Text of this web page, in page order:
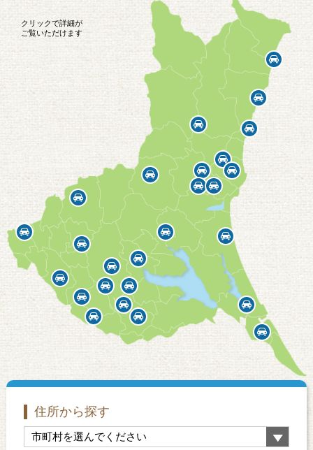
クリックで詳細が
ご覧いただけます
住所から探す